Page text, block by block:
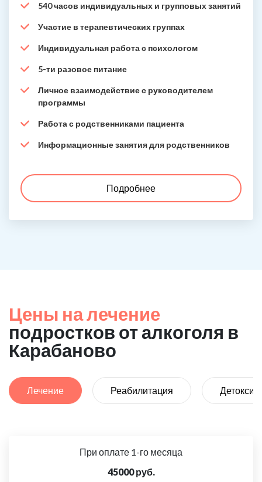
540 часов индивидуальных и групповых занятий
Участие в терапевтических группах
Индивидуальная работа с психологом
5-ти разовое питание
Личное взаимодействие с руководителем
программы
Работа с родственниками пациента
Информационные занятия для родственников
Подробнее
Цены на лечение
подростков от алкоголя в
Карабаново
Лечение Реабилитация
При оплате 1-го месяца
45000 руб.